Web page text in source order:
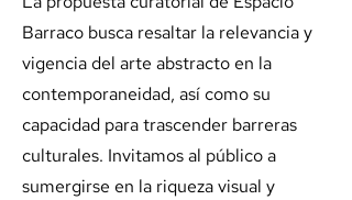
Barraco busca resaltar la relevancia y
vigencia del arte abstracto en la
contemporaneidad, así como su
capacidad para trascender barreras
culturales. Invitamos al público a
sumergirse en la riqueza visual y